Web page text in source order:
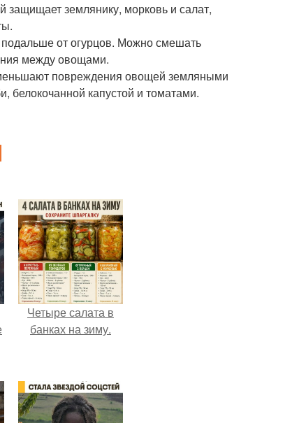
землянику, морковь и салат,
от огурцов. Можно смешать
между овощами.
повреждения овощей земляными
белокочанной капустой и томатами.
Четыре салата в
банках на зиму.